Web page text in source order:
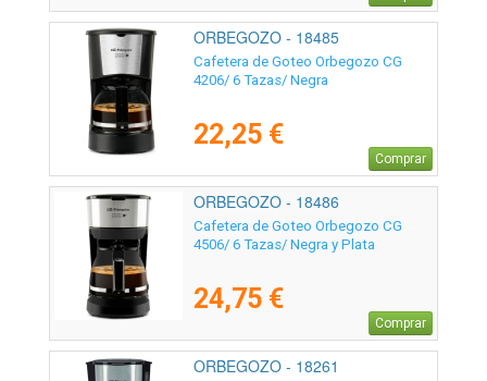
ORBEGOZO - 18485
Cafetera de Goteo Orbegozo CG
4206/ 6 Tazas/ Negra
22,25 €
Comprar
ORBEGOZO - 18486
Cafetera de Goteo Orbegozo CG
4506/ 6 Tazas/ Negra y Plata
24,75 €
Comprar
ORBEGOZO - 18261